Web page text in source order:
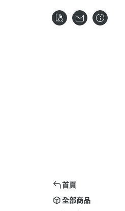
首頁
全部商品